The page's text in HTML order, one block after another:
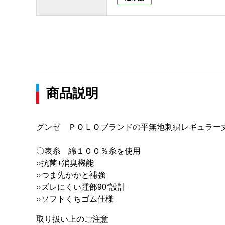
商品説明
グンゼ ＰＯＬＯブランドの平無地刺繍レギュラー
〇表糸 綿１００％糸を使用
○抗菌+消臭機能
○つま先かかと補強
○ズレにくい踵部90°設計
○ソフトくちゴム仕様
取り扱い上のご注意